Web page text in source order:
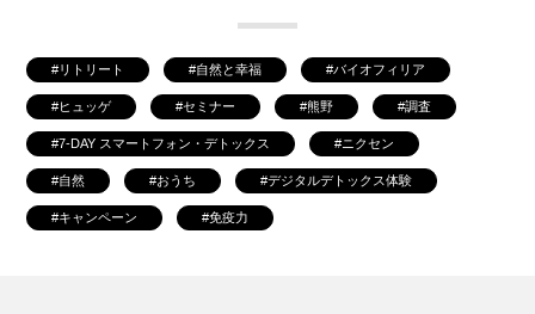
リトリート 自然と幸福 バイオフィリア
ヒュッゲ セミナー 熊野 調査
7-DAY スマートフォン・デトックス ニクセン
自然 おうち デジタルデトックス体験
キャンペーン 免疫力